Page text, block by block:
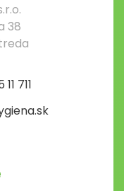
38
711